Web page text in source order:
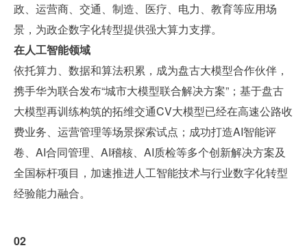
政、运营商、交通、制造、医疗、电力、教育等应用场
景，为政企数字化转型提供强大算力支撑。
在人工智能领域
依托算力、数据和算法积累，成为盘古大模型合作伙伴，
携手华为联合发布“城市大模型联合解决方案”；基于盘古
大模型再训练构筑的拓维交通CV大模型已经在高速公路收
费业务、运营管理等场景探索试点；成功打造AI智能评
卷、AI合同管理、AI稽核、AI质检等多个创新解决方案及
全国标杆项目，加速推进人工智能技术与行业数字化转型
经验能力融合。
02